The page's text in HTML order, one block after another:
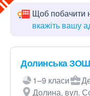
Щоб побачити
вкажіть вашу
Долинська ЗОШ
1–9 класи
Долина, вул.